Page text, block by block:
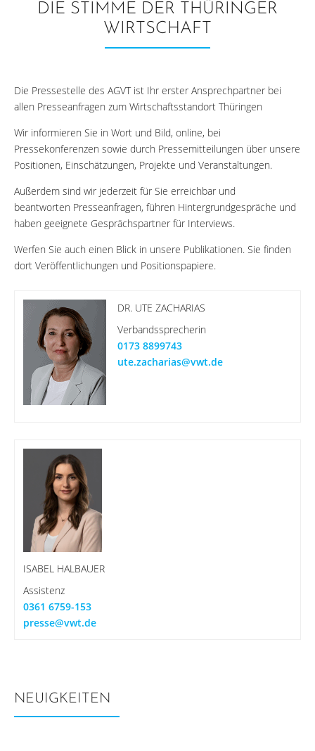
DIE STIMME DER THÜRINGER
WIRTSCHAFT
Die Pressestelle des AGVT ist Ihr erster Ansprechpartner bei
allen Presseanfragen zum Wirtschaftsstandort Thüringen
Wir informieren Sie in Wort und Bild, online, bei
Pressekonferenzen sowie durch Pressemitteilungen über unsere
Positionen, Einschätzungen, Projekte und Veranstaltungen.
Außerdem sind wir jederzeit für Sie erreichbar und
beantworten Presseanfragen, führen Hintergrundgespräche und
haben geeignete Gesprächspartner für Interviews.
Werfen Sie auch einen Blick in unsere Publikationen. Sie finden
dort Veröffentlichungen und Positionspapiere.
DR. UTE ZACHARIAS
Verbandssprecherin
0173 8899743
ute.zacharias@vwt.de
ISABEL HALBAUER
Assistenz
0361 6759-153
presse@vwt.de
NEUIGKEITEN